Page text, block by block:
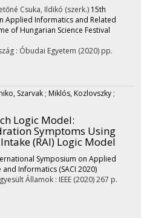
Csuka, Ildikó (szerk.) 15th
Applied Informatics and Related
of Hungarian Science Festival
: Óbudai Egyetem (2020) pp.
Szarvak ; Miklós, Kozlovszky ;
Logic Model:
Symptoms Using
(RAI) Logic Model
Symposium on Applied
Informatics (SACI 2020)
Államok : IEEE (2020)267 p.